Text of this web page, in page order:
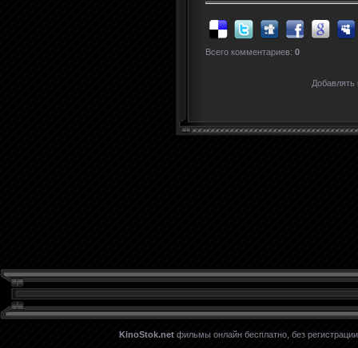
Всего комментариев: 0
Добавлять
KinoStok.net фильмы онлайн бесплатно, без